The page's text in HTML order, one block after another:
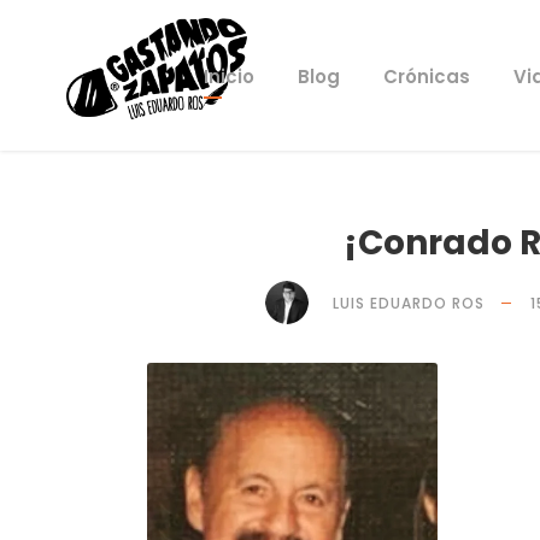
Inicio Blog Crónicas
¡Conrado
LUIS EDUARDO ROS